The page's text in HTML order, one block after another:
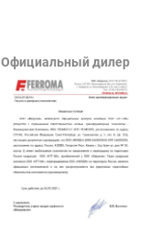
Официальный дилер